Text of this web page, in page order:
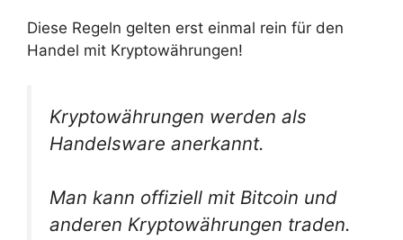
Diese Regeln gelten erst einmal rein für den
Handel mit Kryptowährungen!
Kryptowährungen werden als
Handelsware anerkannt.
Man kann offiziell mit Bitcoin und
anderen Kryptowährungen traden.